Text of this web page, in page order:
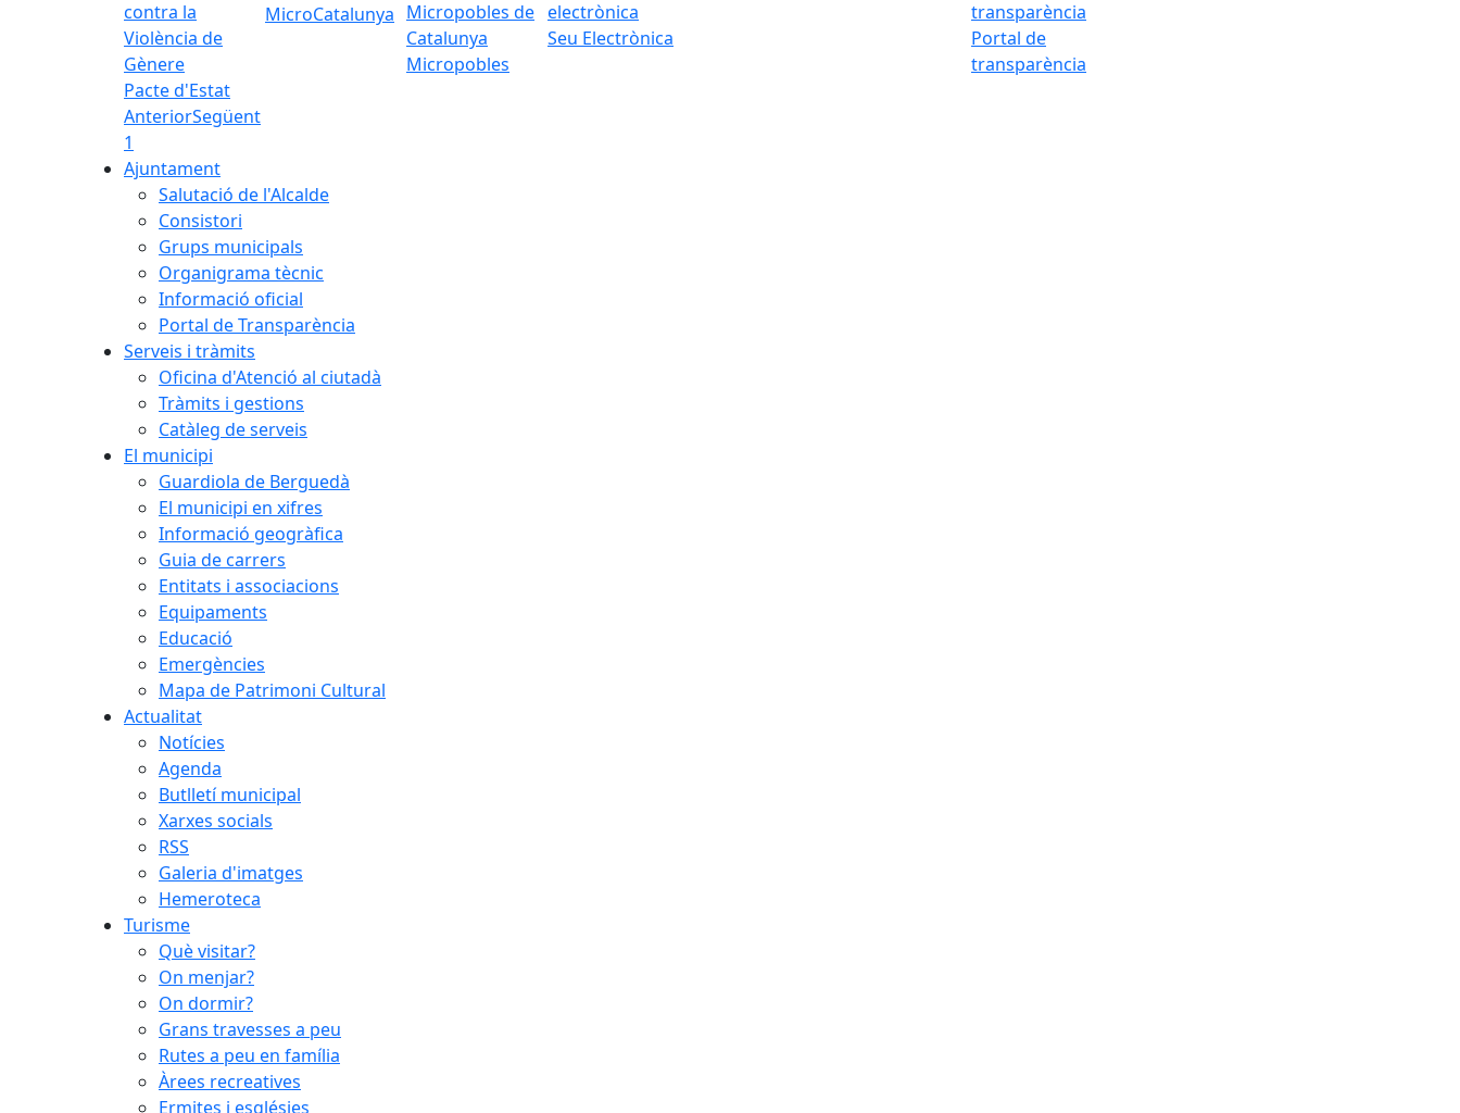
Pacte d'Estat
MicroCatalunya
Micropobles
Seu Electrònica
Portal de
transparència
AnteriorSegüent
1
Ajuntament
Salutació de l'Alcalde
Consistori
Grups municipals
Organigrama tècnic
Informació oficial
Portal de Transparència
Serveis i tràmits
Oficina d'Atenció al ciutadà
Tràmits i gestions
Catàleg de serveis
El municipi
Guardiola de Berguedà
El municipi en xifres
Informació geogràfica
Guia de carrers
Entitats i associacions
Equipaments
Educació
Emergències
Mapa de Patrimoni Cultural
Actualitat
Notícies
Agenda
Butlletí municipal
Xarxes socials
RSS
Galeria d'imatges
Hemeroteca
Turisme
Què visitar?
On menjar?
On dormir?
Grans travesses a peu
Rutes a peu en família
Àrees recreatives
Ermites i esglésies